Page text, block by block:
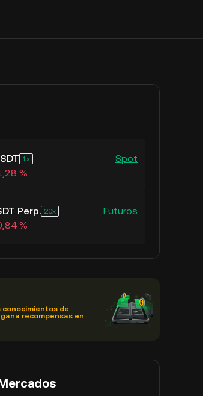
1 Spot
%
Perp. 20 Futuros
%
conocimientos de
recompensas en